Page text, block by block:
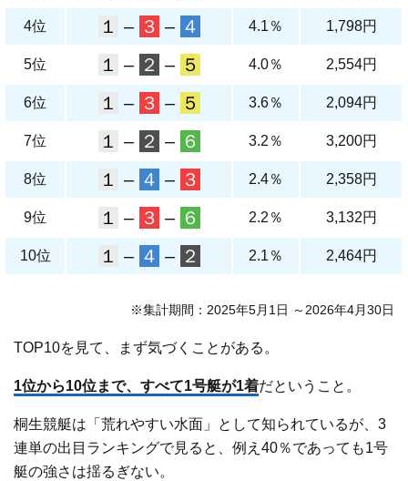
4位 １ – ３ – ４ 4.1％ 1,798円
5位 １ – ２ – ５ 4.0％ 2,554円
6位 １ – ３ – ５ 3.6％ 2,094円
7位 １ – ２ – ６ 3.2％ 3,200円
8位 １ – ４ – ３ 2.4％ 2,358円
9位 １ – ３ – ６ 2.2％ 3,132円
10位 １ – ４ – ２ 2.1％ 2,464円
※集計期間：2025年5月1日 ～2026年4月30日
TOP10を見て、まず気づくことがある。
1位から10位まで、すべて1号艇が1着だということ。
桐生競艇は「荒れやすい水面」として知られているが、3
連単の出目ランキングで見ると、例え40％であっても1号
艇の強さは揺るぎない。